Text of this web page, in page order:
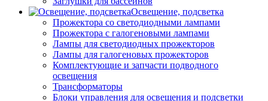
Освещение, подсветка
Прожектора со светодиодными лампами
Прожектора с галогеновыми лампами
Лампы для светодиодных прожекторов
Лампы для галогеновых прожекторов
Комплектующие и запчасти подводного
освещения
Трансформаторы
Блоки управления для освещения и подсветки